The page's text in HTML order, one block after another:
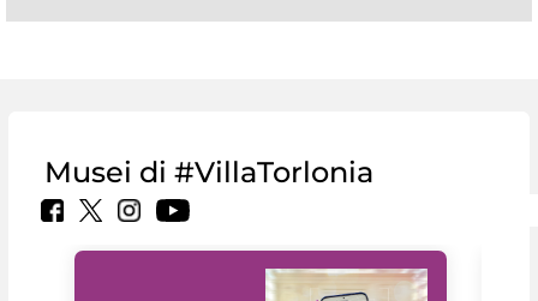
Musei di #VillaTorlonia